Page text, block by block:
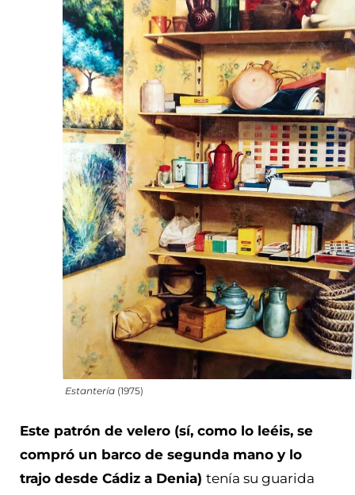
Estantería (1975)
Este patrón de velero (sí, como lo leéis, se
compró un barco de segunda mano y lo
trajo desde Cádiz a Denia) tenía su guarida